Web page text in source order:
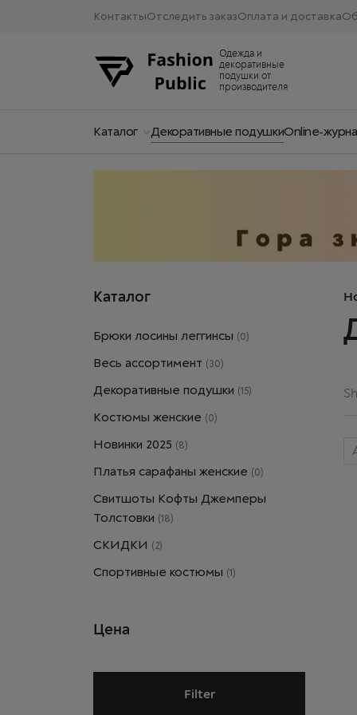
КонтактыОтследить заказОплата и доставка
Одежда и
декоративные
подушки от
производителя
Каталог Декоративные подушкиOnline-
Каталог
Брюки лосины леггинсы (0)
Весь ассортимент (30)
Декоративные подушки (15)
Костюмы женские (0)
Новинки 2025 (8)
Платья сарафаны женские (0)
Свитшоты Кофты Джемперы
Толстовки (18)
СКИДКИ (2)
Спортивные костюмы (1)
Цена
Filter